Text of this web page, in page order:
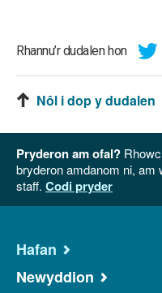
Rhannu’r dudalen hon
Nôl i dop y dudalen
Pryderon am ofal?
bryderon amdanom ni, am
staff. Codi pryder
Hafan
Newyddion